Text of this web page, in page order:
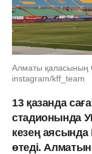
Алматы қаласының
instagram/kff_team
13 қазанда
стадионында
кезең
өтеді.